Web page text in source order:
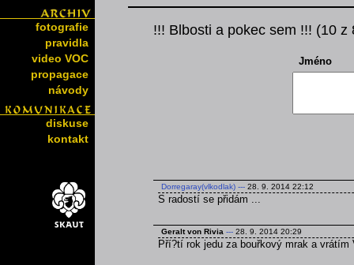
fotografie
pravidla
video VOC
propagace
návody
diskuse
kontakt
!!! Blbosti a pokec sem !!! (10 z
Jméno
Dorregaray(vlkodlak) --- 28. 9. 2014 22:12
S radostí se přidám ...
Geralt von Rivia --- 28. 9. 2014 20:29
Pří?tí rok jedu za bouřkový mrak a